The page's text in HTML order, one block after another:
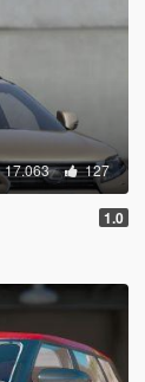
17.063 127
1.0